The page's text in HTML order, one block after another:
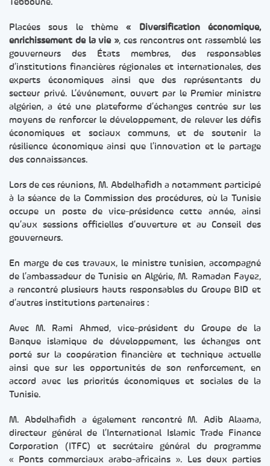
Tebboune.
Placées sous le thème« Diversification économique,
enrichissement de la vie », ces rencontres ont rassemblé les
gouverneurs des États membres, des responsables
d’institutions financières régionales et internationales, des
experts économiques ainsi que des représentants du
secteur privé. L’événement, ouvert par le Premier ministre
algérien, a été une plateforme d’échanges centrée sur les
moyens de renforcer le développement, de relever les défis
économiques et sociaux communs, et de soutenir la
résilience économique ainsi que l’innovation et le partage
des connaissances.
Lors de ces réunions, M. Abdelhafidh a notamment participé
à la séance de la Commission des procédures, où la Tunisie
occupe un poste de vice-présidence cette année, ainsi
qu’aux sessions officielles d’ouverture et au Conseil des
gouverneurs.
En marge de ces travaux, le ministre tunisien, accompagné
de l’ambassadeur de Tunisie en Algérie, M. Ramadan Fayez,
a rencontré plusieurs hauts responsables du Groupe BID et
d’autres institutions partenaires :
Avec M. Rami Ahmed, vice-président du Groupe de la
Banque islamique de développement, les échanges ont
porté sur la coopération financière et technique actuelle
ainsi que sur les opportunités de son renforcement, en
accord avec les priorités économiques et sociales de la
Tunisie.
M. Abdelhafidh a également rencontré M. Adib Alaama,
directeur général de l’International Islamic Trade Finance
Corporation (ITFC) et secrétaire général du programme
« Ponts commerciaux arabo-africains ». Les deux parties